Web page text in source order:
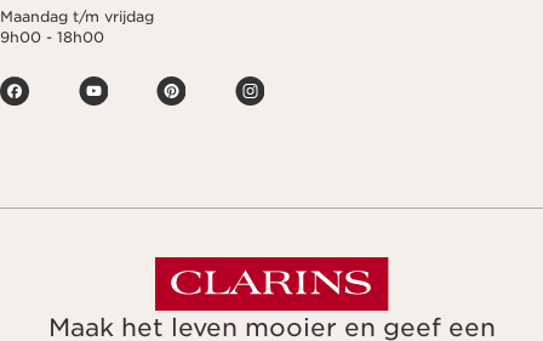
Maandag t/m vrijdag
9h00 - 18h00
Maak het leven mooier en geef een